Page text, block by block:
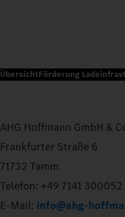
ÜbersichtFörderung
AHG Hoffmann GmbH &
Frankfurter Straße 6
71732 Tamm
Telefon: +49 7141 300052
E-Mail: info@ahg-